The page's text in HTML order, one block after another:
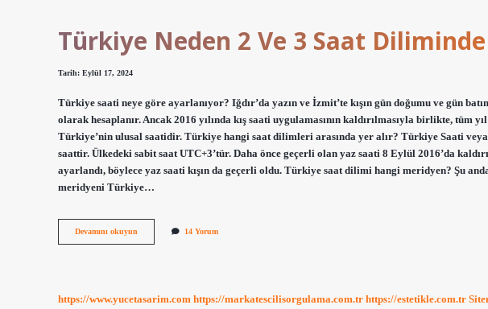
Türkiye Neden 2 Ve 3 Saat Diliminde
Tarih: Eylül 17, 2024
Türkiye saati neye göre ayarlanıyor? Iğdır’da yazın ve İzmit’te kışın gün doğumu ve gün
olarak hesaplanır. Ancak 2016 yılında kış saati uygulamasının kaldırılmasıyla birlikte, tüm
Türkiye’nin ulusal saatidir. Türkiye hangi saat dilimleri arasında yer alır? Türkiye Saati
saattir. Ülkedeki sabit saat UTC+3’tür. Daha önce geçerli olan yaz saati 8 Eylül 2016’da
ayarlandı, böylece yaz saati kışın da geçerli oldu. Türkiye saat dilimi hangi meridyen? Şu
meridyeni Türkiye…
Devamını okuyun
Neden
Diliminde
14 Yorum
https://www.yucetasarim.com https://markatescilisorgulama.com.tr https://estetikle.com.tr